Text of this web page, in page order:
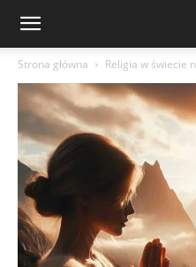
Strona główna Religia w świecie